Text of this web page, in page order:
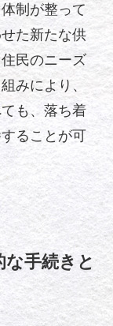
制が整って
た新たな供
民のニーズ
みにより、
も、落ち着
ることが可
手続きと